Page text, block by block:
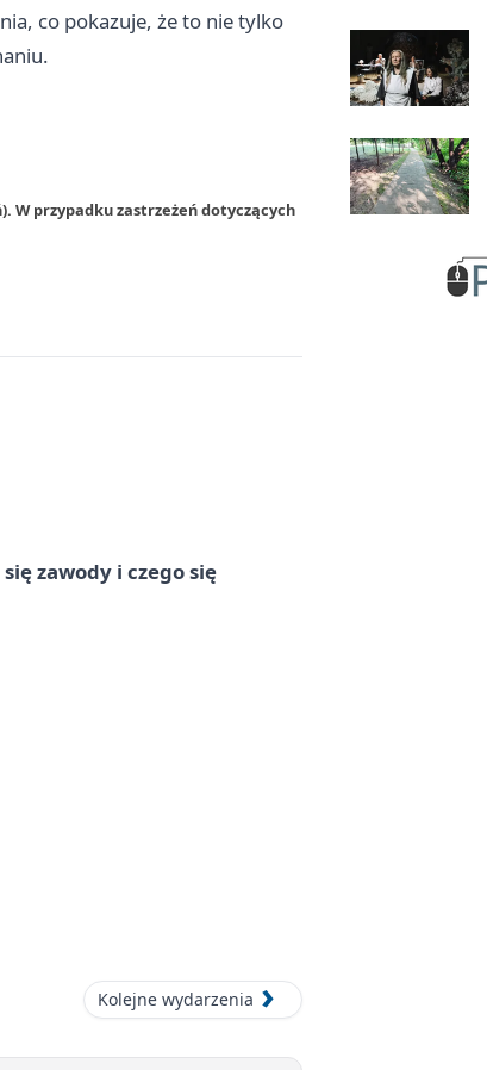
co pokazuje, że to nie tylko
W przypadku zastrzeżeń dotyczących
zawody i czego się
Kolejne wydarzenia